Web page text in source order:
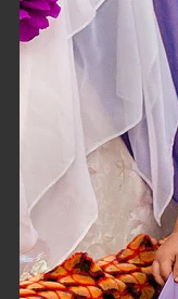
Конверт на
выписку для
новорожденного
У Вас скоро
родится ребенок?​
Не забудьте
подготовить на
выписку из
роддома теплую
одежду.
Помните,...